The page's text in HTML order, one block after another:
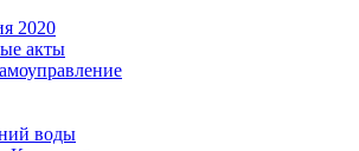
2020
акты
воды